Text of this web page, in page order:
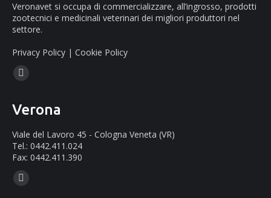
Veronavet si occupa di commercializzare, all’ingrosso, prodotti
zootecnici e medicinali veterinari dei migliori produttori nel
settore.
Privacy Policy | Cookie Policy
Ci puoi trovare su:
Facebook
opens
new
window
Verona
Viale del Lavoro 45 - Cologna Veneta (VR)
Tel.: 0442.411.024
Fax: 0442.411.390
Ci puoi trovare su:
Mail